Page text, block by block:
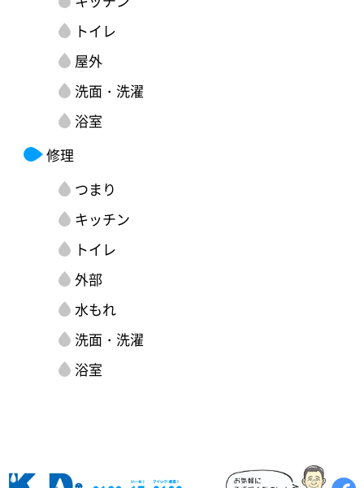
トイレ
屋外
洗面・洗濯
浴室
修理
つまり
キッチン
トイレ
外部
水もれ
洗面・洗濯
浴室